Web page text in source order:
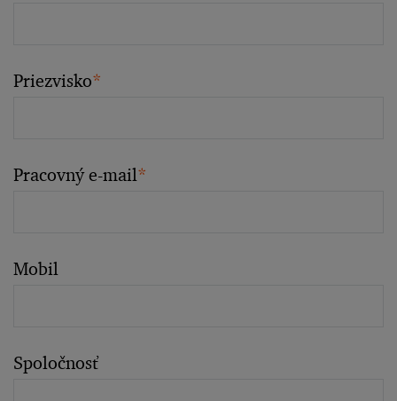
Priezvisko*
Pracovný e-mail*
Mobil
Spoločnosť